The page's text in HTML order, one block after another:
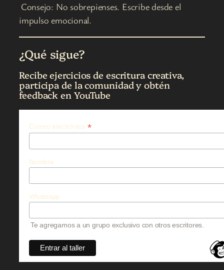
Consejo: No sobrepienses. Escribe desde el
impulso emocional.
¿Qué sigue?
Recibe ejercicios de escritura creativa,
participa de la comunidad y obtén
feedback en YouTube
Correo electrónico *
Nombre
Whatsapp
Te agregamos a un grupo exclusivo con otros escritores.